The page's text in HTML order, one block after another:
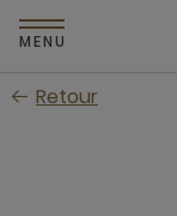
Passer
au
principal
MENU
Retour